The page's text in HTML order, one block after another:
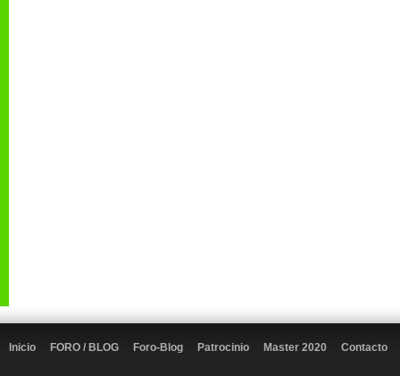
Inicio FORO / BLOG Foro-Blog Patrocinio Master 2020 Contacto